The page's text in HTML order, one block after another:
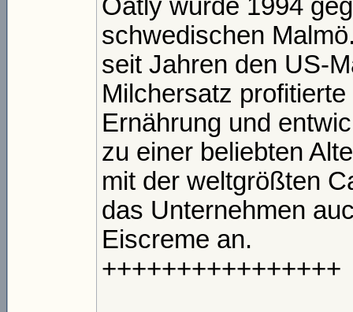
Oatly wurde 1994
schwedischen
seit Jahren den US-
Milchersatz
Ernährung und
zu einer beliebten
mit der weltgrößten
das Unternehmen
Eiscreme an.
++++++++++++++++